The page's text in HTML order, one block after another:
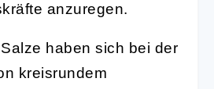
anzuregen.
haben sich bei der
kreisrundem